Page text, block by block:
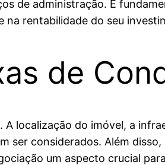
de administração. É
na rentabilidade do seu
de
localização do imóvel, a
ser considerados. Além
um aspecto crucial